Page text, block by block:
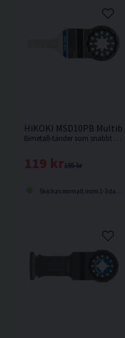
HiKOKI MSD10PB
Bimetall-tänder som snabbt sågar i trä samt ohärdade spikar och skruvar.
195 kr
119 kr
Skickas normalt inom 1-3 dagar